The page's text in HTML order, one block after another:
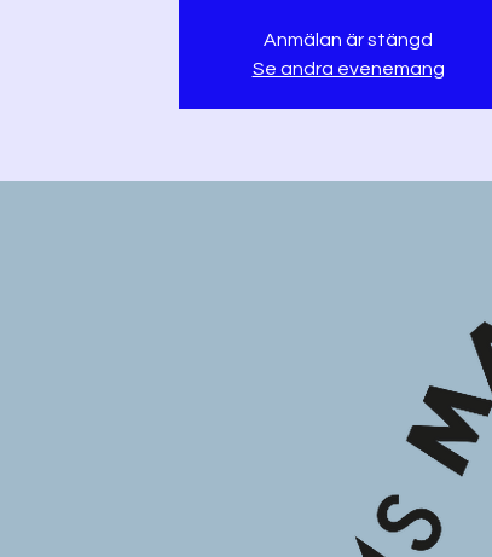
Anmälan är stängd
Se andra evenemang